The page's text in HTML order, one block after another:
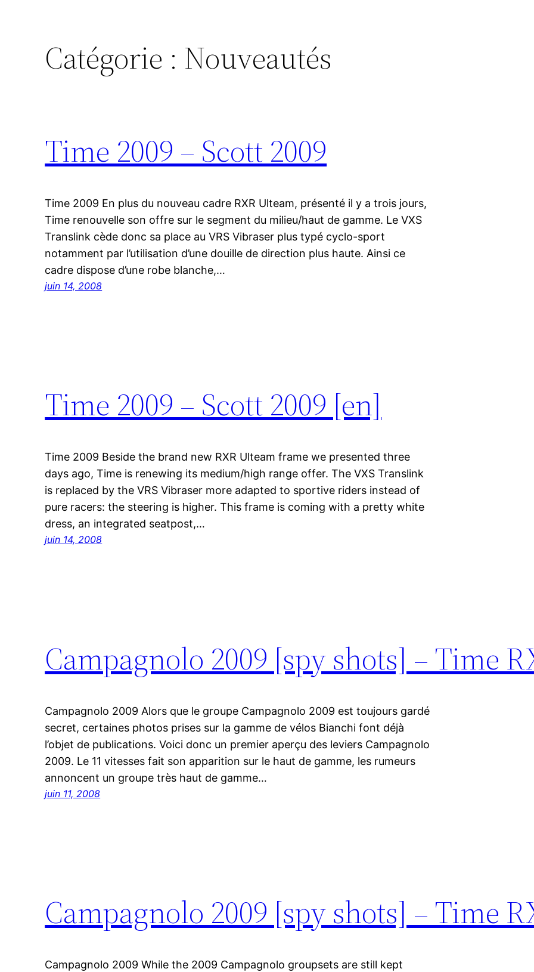
Catégorie : Nouveautés
Time 2009 – Scott 2009
Time 2009 En plus du nouveau cadre RXR Ulteam, présenté il y a trois jours,
Time renouvelle son offre sur le segment du milieu/haut de gamme. Le VXS
Translink cède donc sa place au VRS Vibraser plus typé cyclo-sport
notamment par l’utilisation d’une douille de direction plus haute. Ainsi ce
cadre dispose d’une robe blanche,…
juin 14, 2008
Time 2009 – Scott 2009 [en]
Time 2009 Beside the brand new RXR Ulteam frame we presented three
days ago, Time is renewing its medium/high range offer. The VXS Translink
is replaced by the VRS Vibraser more adapted to sportive riders instead of
pure racers: the steering is higher. This frame is coming with a pretty white
dress, an integrated seatpost,…
juin 14, 2008
Campagnolo 2009 [spy shots] – Time
Campagnolo 2009 Alors que le groupe Campagnolo 2009 est toujours gardé
secret, certaines photos prises sur la gamme de vélos Bianchi font déjà
l’objet de publications. Voici donc un premier aperçu des leviers Campagnolo
2009. Le 11 vitesses fait son apparition sur le haut de gamme, les rumeurs
annoncent un groupe très haut de gamme…
juin 11, 2008
Campagnolo 2009 [spy shots] – Time
Campagnolo 2009 While the 2009 Campagnolo groupsets are still kept